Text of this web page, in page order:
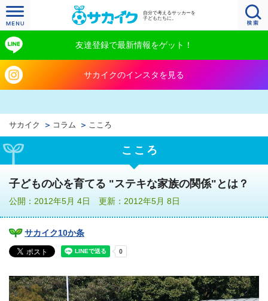
自分で考えるサッカーを
子どもたちに。
友達登録で最新情報をゲット！
サカイクのインスタを見る
サカイク コラム こころ
こころ
子どもの心を育てる "ステキな家族の関係"とは？
公開：2012年5月 4日 更新：2012年5月 8日
サカイク10か条